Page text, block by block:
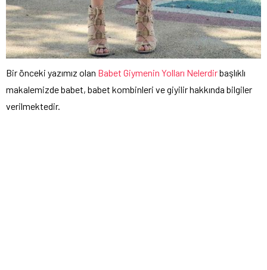
Bir önceki yazımız olan Babet Giymenin Yolları Nelerdirbaşlıklı
makalemizde babet, babet kombinleri ve giyilir hakkında bilgiler
verilmektedir.